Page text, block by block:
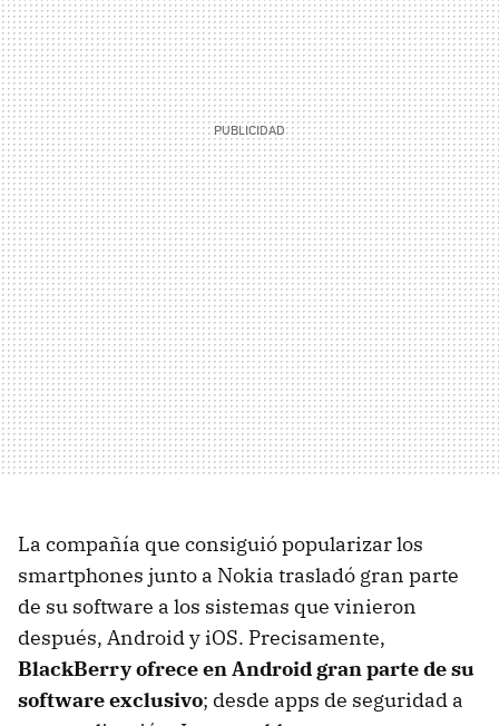
La compañía que consiguió popularizar los
smartphones junto a Nokia trasladó gran parte
de su software a los sistemas que vinieron
después, Android y iOS. Precisamente,
BlackBerry ofrece en Android gran parte de su
software exclusivo; desde apps de seguridad a